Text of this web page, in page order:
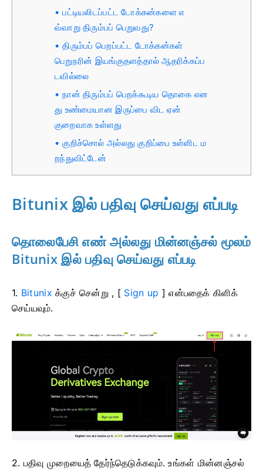
பட்டியலிடப்பட்ட டோக்கன்களை எ
வ்வாறு திரும்பப் பெறுவது?
திரும்பப் பெறப்பட்ட டோக்கன்கள்
பெறுநரின் இயங்குதளத்தால் ஆதரிக்கப்ப
டவில்லை
நான் திரும்பப் பெறக்கூடிய தொகை என
து உண்மையான இருப்பை விட ஏன்
குறைவாக உள்ளது
குறிச்சொல் அல்லது குறிப்பை உள்ளிட ம
றந்துவிட்டேன்
Bitunix இல் பதிவு செய்வது எப்படி
தொலைபேசி எண் அல்லது மின்னஞ்சல் மூலம்
Bitunix இல் பதிவு செய்வது எப்படி
1. Bitunix க்குச் சென்று , [ Sign up ] என்பதைக் கிளிக்
செய்யவும்.
2. பதிவு முறையைத் தேர்ந்தெடுக்கவும்.உங்கள் மின்னஞ்சல்